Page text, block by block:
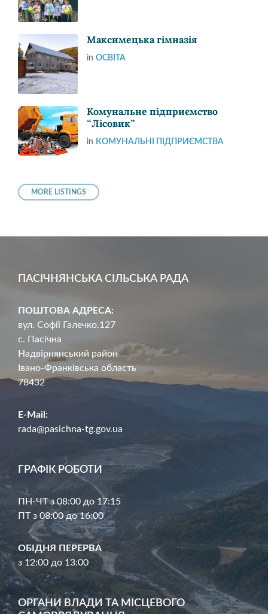
Максимецька гімназія
in ОСВІТА
Комунальне підприємство
“Лісовик”
in КОМУНАЛЬНІ ПІДПРИЄМСТВА
MORE LISTINGS
ПАСІЧНЯНСЬКА СІЛЬСЬКА РАДА
ПОШТОВА АДРЕСА:
вул. Софії Галечко.127
с. Пасічна
Надвірнянський район
Івано-Франківська область
78432
E-Mail:
rada@pasichna-tg.gov.ua
ГРАФІК РОБОТИ
ПН-ЧТ з 08:00 до 17:15
ПТ з 08:00 до 16:00
ОБІДНЯ ПЕРЕРВА
з 12:00 до 13:00
ОРГАНИ ВЛАДИ ТА МІСЦЕВОГО